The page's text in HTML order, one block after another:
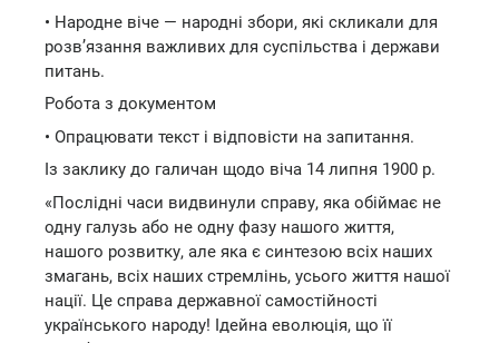
• Народне віче — народні збори, які скликали для
розв’язання важливих для суспільства і держави
питань.
Робота з документом
• Опрацювати текст і відповісти на запитання.
Із заклику до галичан щодо віча 14 липня 1900 р.
«Послідні часи видвинули справу, яка обіймає не
одну галузь або не одну фазу нашого життя,
нашого розвитку, але яка є синтезою всіх наших
змагань, всіх наших стремлінь, усього життя нашої
нації. Це справа державної самостійності
українського народу! Ідейна еволюція, що її